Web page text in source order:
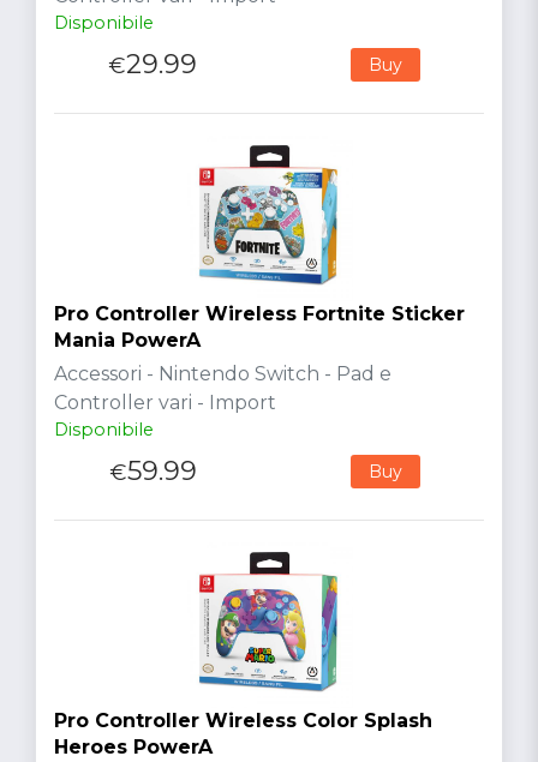
Disponibile
€29.99 Buy
Pro Controller Wireless Fortnite Sticker
Mania PowerA
Accessori - Nintendo Switch - Pad e
Controller vari - Import
Disponibile
€59.99 Buy
Pro Controller Wireless Color Splash
Heroes PowerA